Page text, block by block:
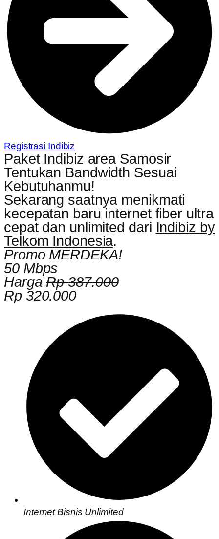
Registrasi Indibiz
Paket Indibiz area Samosir
Tentukan Bandwidth Sesuai
Kebutuhanmu!
Sekarang saatnya menikmati
kecepatan baru internet fiber ultra
cepat dan unlimited dari Indibiz by
Telkom Indonesia.
Promo MERDEKA!
50 Mbps
HargaRp 387.000
Rp 320.000
Internet Bisnis Unlimited